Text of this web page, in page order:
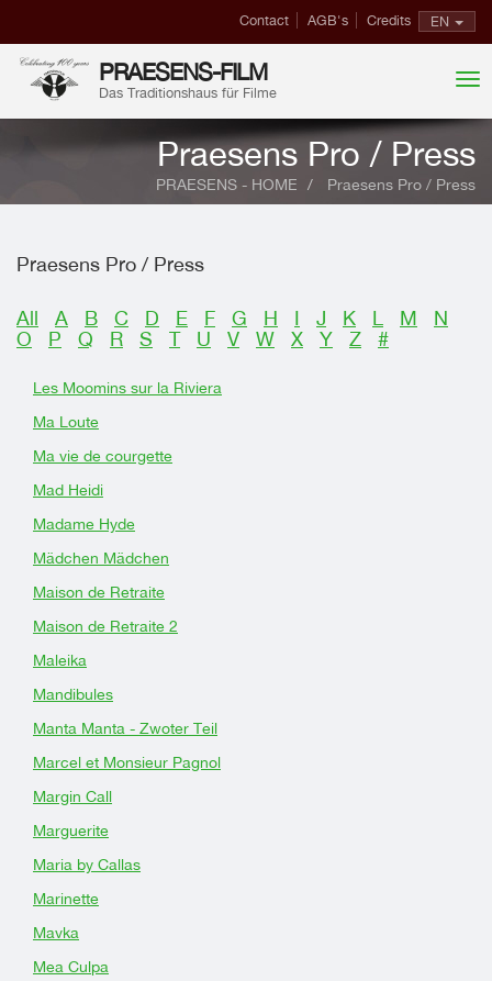
EN
Contact AGB's Credits
PRAESENS-FILM
Das Traditionshaus für Filme
Praesens Pro / Press
PRAESENS - HOME Praesens Pro / Press
Praesens Pro / Press
All A B C D E F G H I J K L M
N
O
P Q R S T U V W X Y Z #
Les Moomins sur la Riviera
Ma Loute
Ma vie de courgette
Mad Heidi
Madame Hyde
Mädchen Mädchen
Maison de Retraite
Maison de Retraite 2
Maleika
Mandibules
Manta Manta - Zwoter Teil
Marcel et Monsieur Pagnol
Margin Call
Marguerite
Maria by Callas
Marinette
Mavka
Mea Culpa